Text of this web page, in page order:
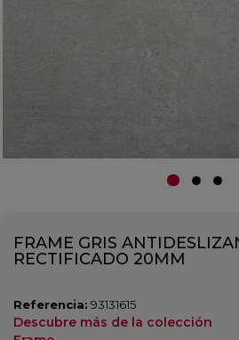
FRAME GRIS
RECTIFICADO 20MM
Referencia: 93131615
Descubre más de la colección